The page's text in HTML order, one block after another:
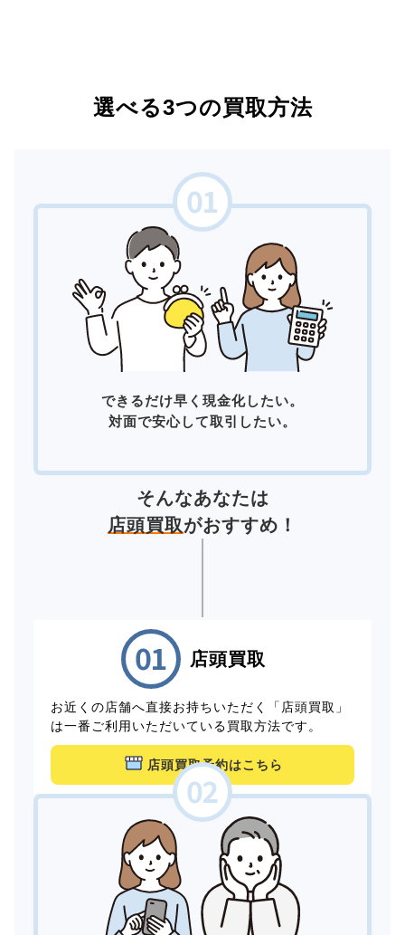
選べる3つの買取方法
できるだけ早く現金化したい。
対面で安心して取引したい。
そんなあなたは
店頭買取がおすすめ！
店頭買取
お近くの店舗へ直接お持ちいただく「店頭買取」
は一番ご利用いただいている買取方法です。
店頭買取予約はこちら